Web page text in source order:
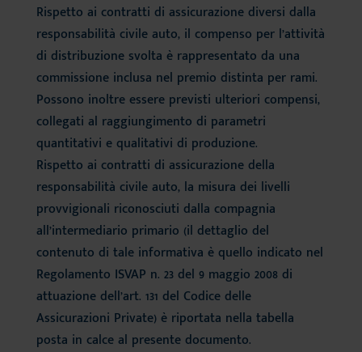
Rispetto ai contratti di assicurazione diversi dalla
responsabilità civile auto, il compenso per l’attività
di distribuzione svolta è rappresentato da una
commissione inclusa nel premio distinta per rami.
Possono inoltre essere previsti ulteriori compensi,
collegati al raggiungimento di parametri
quantitativi e qualitativi di produzione.
Rispetto ai contratti di assicurazione della
responsabilità civile auto, la misura dei livelli
provvigionali riconosciuti dalla compagnia
all’intermediario primario (il dettaglio del
contenuto di tale informativa è quello indicato nel
Regolamento ISVAP n. 23 del 9 maggio 2008 di
attuazione dell’art. 131 del Codice delle
Assicurazioni Private) è riportata nella tabella
posta in calce al presente documento.